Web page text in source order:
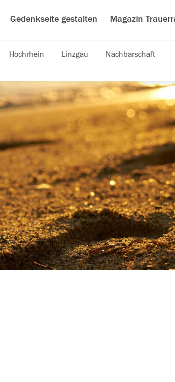
Gedenkseite gestalten Magazin
Hochrhein Linzgau Nachbarschaft